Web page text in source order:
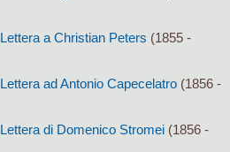
Lettera a Christian Peters (1855 -
Lettera ad Antonio Capecelatro (1856 -
Lettera di Domenico Stromei (1856 -